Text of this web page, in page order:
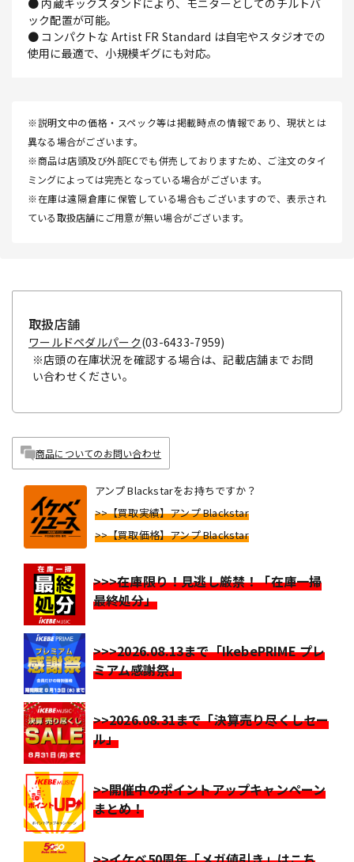
● 内蔵キックスタンドにより、モニターとしてのチルトバ
ック配置が可能。
● コンパクトな Artist FR Standard は自宅やスタジオでの
使用に最適で、小規模ギグにも対応。
※説明文中の価格・スペック等は掲載時点の情報であり、現状とは
異なる場合がございます。
※商品は店頭及び外部ECでも併売しておりますため、ご注文のタイ
ミングによっては完売となっている場合がございます。
※在庫は遠隔倉庫に保管している場合もございますので、表示され
ている取扱店舗にご用意が無い場合がございます。
取扱店舗
ワールドペダルパーク(03-6433-7959)
※店頭の在庫状況を確認する場合は、記載店舗までお問
い合わせください。
商品についてのお問い合わせ
アンプ Blackstarをお持ちですか？
>>【買取実績】アンプ Blackstar
>>【買取価格】アンプ Blackstar
>>>在庫限り！見逃し厳禁！「在庫一掃
最終処分」
>>>2026.08.13まで「IkebePRIME プレ
ミアム感謝祭」
>>2026.08.31まで「決算売り尽くしセー
ル」
>>開催中のポイントアップキャンペーン
まとめ！